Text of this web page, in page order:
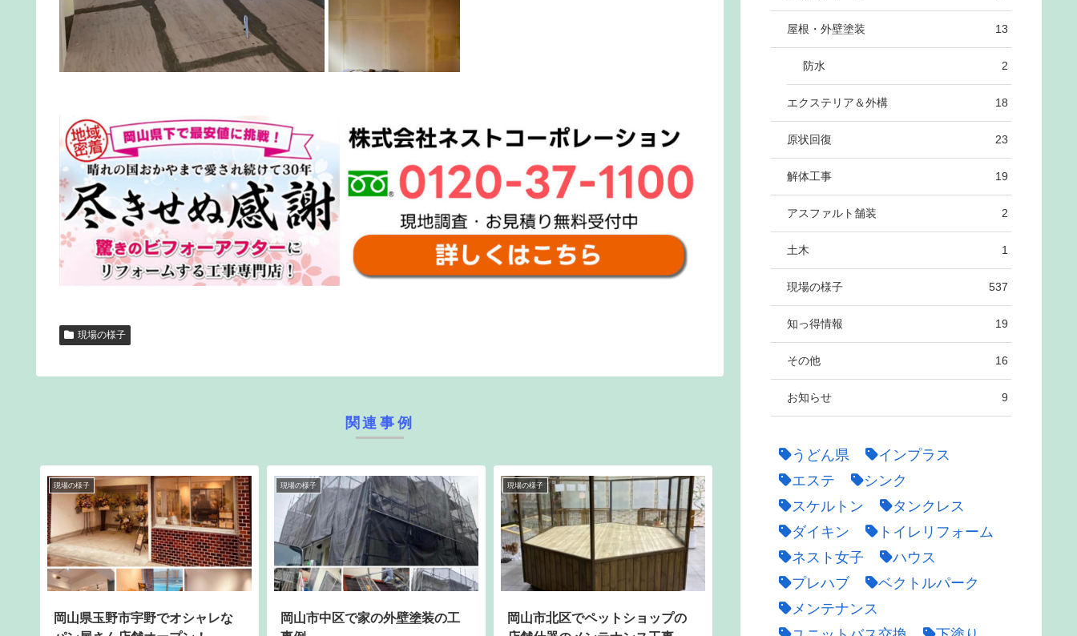
現場の様子
関連事例
現場の様子
岡山県玉野市宇野でオシャレな
現場の様子
岡山市中区で家の外壁塗装の工
現場の様子
岡山市北区でペットショップの
屋根・外壁塗装 13
防水 2
エクステリア＆外構 18
原状回復 23
解体工事 19
アスファルト舗装 2
土木 1
現場の様子 537
知っ得情報 19
その他 16
お知らせ 9
うどん県
インプラス
エステ
シンク
スケルトン
タンクレス
ダイキン
トイレリフォーム
ネスト女子
ハウス
プレハブ
ベクトルパーク
メンテナンス